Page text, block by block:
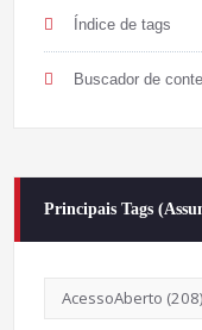
Índice de tags
Buscador de
Principais Tags
AcessoAberto (208)